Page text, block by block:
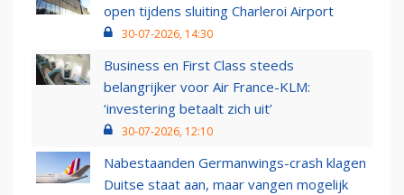
open tijdens sluiting Charleroi Airport
30-07-2026, 14:30
Business en First Class steeds
belangrijker voor Air France-KLM:
‘investering betaalt zich uit’
30-07-2026, 12:10
Nabestaanden Germanwings-crash klagen
Duitse staat aan, maar vangen mogelijk